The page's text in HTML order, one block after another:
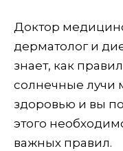
Доктор
дерматолог и
знает, как
солнечные
здоровью и вы
этого
важных правил.